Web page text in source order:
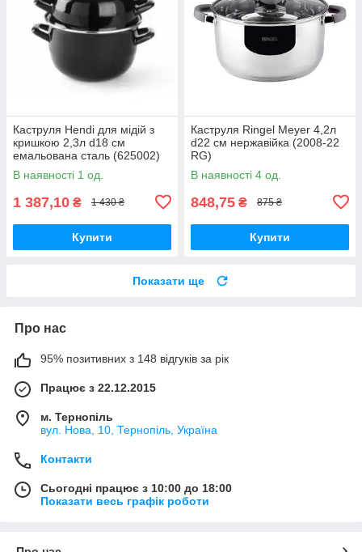
Каструля Hendi для мідій з
кришкою 2,3л d18 см
емальована сталь (625002)
В наявності 1 од.
1 387,10 ₴ 1 430 ₴
Купити
Каструля Ringel Meyer 4,2л
d22 см нержавійка (2008-22
RG)
В наявності 4 од.
848,75 ₴ 875 ₴
Купити
Показати ще
Про нас
95% позитивних з 148 відгуків за рік
Працює з 22.12.2015
м. Тернопіль
вул. Нова, 10, Тернопіль, Україна
Контакти
Сьогодні працює з 10:00 до 18:00
Показати весь графік роботи